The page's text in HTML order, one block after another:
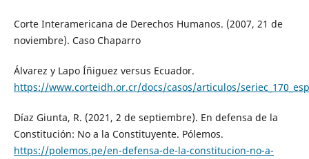
Corte Interamericana de Derechos Humanos. (2007, 21 de
noviembre). Caso Chaparro
Álvarez y Lapo Íñiguez versus Ecuador.
https://www.corteidh.or.cr/docs/casos/articulos/
Díaz Giunta, R. (2021, 2 de septiembre). En defensa de la
Constitución: No a la Constituyente. Pólemos.
https://polemos.pe/en-defensa-de-la-constitucion-no-a-